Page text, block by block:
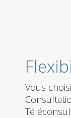
Vous